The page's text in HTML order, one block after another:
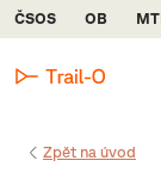
ČSOS OB
Zpět na úvod